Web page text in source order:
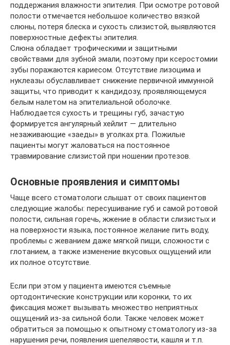
поддержания влажности эпителия. При осмотре ротовой
полости отмечается небольшое количество вязкой
слюны, потеря блеска и сухость слизистой, выявляются
поверхностные дефекты эпителия.
Слюна обладает трофическими и защитными
свойствами для зубной эмали, поэтому при ксеростомии
зубы поражаются кариесом. Отсутствие лизоцима и
нуклеазы обуславливает снижение первичной иммунной
защиты, что приводит к кандидозу, проявляющемуся
белым налетом на эпителиальной оболочке.
Наблюдается сухость и трещины губ, зачастую
формируется ангулярный хейлит — длительно
незаживающие «заеды» в уголках рта. Пожилые
пациенты могут жаловаться на постоянное
травмирование слизистой при ношении протезов.
Основные проявления и симптомы
Чаще всего стоматологи слышат от своих пациентов
следующие жалобы: пересушивание губ и самой ротовой
полости, сильная горечь, жжение в области слизистых и
на поверхности языка, постоянное желание пить воду,
проблемы с жеванием даже мягкой пищи, сложности с
глотанием, а также изменение вкусовых ощущений или
их полное отсутствие.
Если при этом у пациента имеются съемные
ортодонтические конструкции или коронки, то их
фиксация может вызывать множество неприятных
ощущений из-за сильной боли. Также человек может
обратиться за помощью к опытному стоматологу из-за
нарушения речи, появления шепелявости, кашля и т.п.